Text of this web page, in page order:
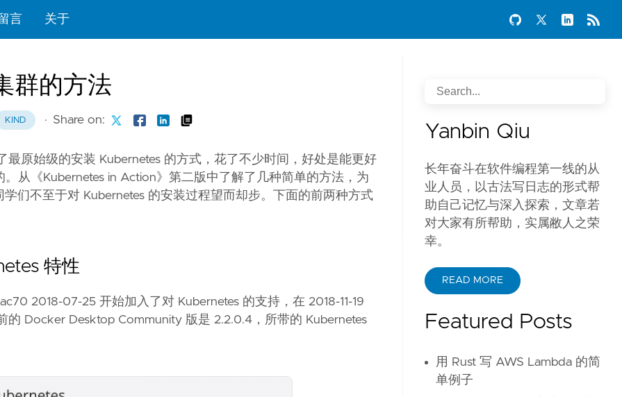
言 关于
群的方法
KIND · Share on:
最原始级的安装 Kubernetes 的方式，花了不少时间，好处是能更好
从《Kubernetes in Action》第二版中了解了几种简单的方法，为
们不至于对 Kubernetes 的安装过程望而却步。下面的前两种方式
特性
2018-07-25 开始加入了对 Kubernetes 的支持，在 2018-11-19
Docker Desktop Community 版是 2.2.0.4，所带的 Kubernetes
Yanbin Qiu
长年奋斗在软件编程第一线的从
业人员，以古法写日志的形式帮
助自己记忆与深入探索，文章若
对大家有所帮助，实属敝人之荣
幸。
READ MORE
Featured Posts
用 Rust 写 AWS Lambda 的简
单例子